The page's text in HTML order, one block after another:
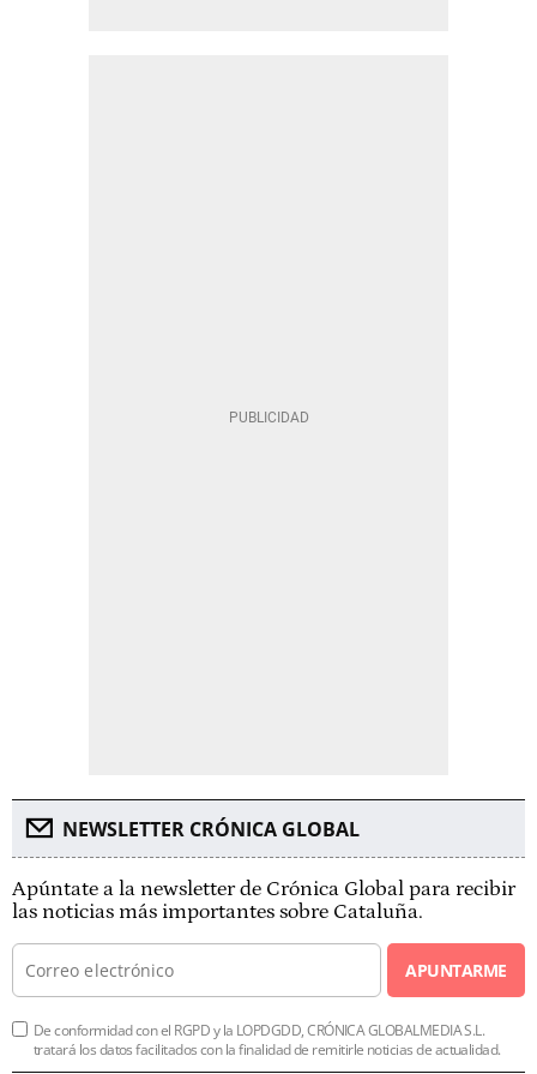
NEWSLETTER CRÓNICA GLOBAL
Apúntate a la newsletter de Crónica Global para recibir
las noticias más importantes sobre Cataluña.
APUNTARME
De conformidad con el RGPD y la LOPDGDD, CRÓNICA GLOBALMEDIA S.L.
tratará los datos facilitados con la finalidad de remitirle noticias de actualidad.